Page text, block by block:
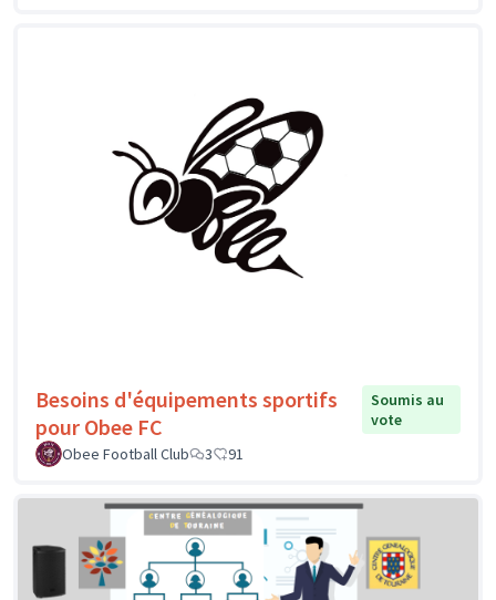
Besoins d'équipements sportifs
pour Obee FC
Soumis au
vote
Obee Football Club
3 91